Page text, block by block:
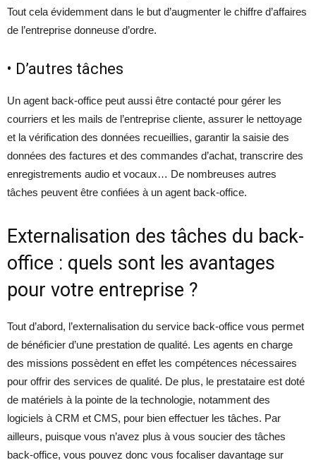
Tout cela évidemment dans le but d’augmenter le chiffre d’affaires
de l’entreprise donneuse d’ordre.
• D’autres tâches
Un agent back-office peut aussi être contacté pour gérer les
courriers et les mails de l’entreprise cliente, assurer le nettoyage
et la vérification des données recueillies, garantir la saisie des
données des factures et des commandes d’achat, transcrire des
enregistrements audio et vocaux… De nombreuses autres
tâches peuvent être confiées à un agent back-office.
Externalisation des tâches du back-
office : quels sont les avantages
pour votre entreprise ?
Tout d’abord, l’externalisation du service back-office vous permet
de bénéficier d’une prestation de qualité. Les agents en charge
des missions possèdent en effet les compétences nécessaires
pour offrir des services de qualité. De plus, le prestataire est doté
de matériels à la pointe de la technologie, notamment des
logiciels à CRM et CMS, pour bien effectuer les tâches. Par
ailleurs, puisque vous n’avez plus à vous soucier des tâches
back-office, vous pouvez donc vous focaliser davantage sur